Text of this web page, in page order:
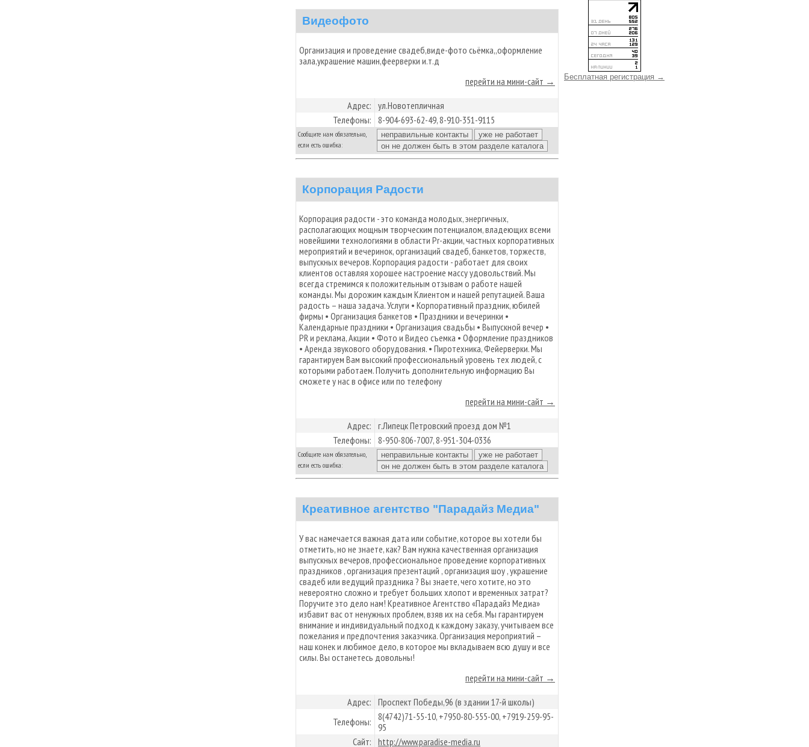
Видеофото
Организация и проведение свадеб,виде-фото сьёмка,,оформление
зала,украшение машин,феерверки и.т.д
перейти на мини-сайт →
Адрес: ул.Новотепличная
Телефоны: 8-904-693-62-49, 8-910-351-9115
Сообщите нам обязательно,
если есть ошибка:
Корпорация Радости
Корпорация радости - это команда молодых, энергичных,
располагающих мощным творческим потенциалом, владеющих всеми
новейшими технологиями в области Pr-акции, частных корпоративных
мероприятий и вечеринок, организаций свадеб, банкетов, торжеств,
выпускных вечеров. Корпорация радости - работает для своих
клиентов оставляя хорошее настроение массу удовольствий. Мы
всегда стремимся к положительным отзывам о работе нашей
команды. Мы дорожим каждым Клиентом и нашей репутацией. Ваша
радость – наша задача. Услуги • Корпоративный праздник, юбилей
фирмы • Организация банкетов • Праздники и вечеринки •
Календарные праздники • Организация свадьбы • Выпускной вечер •
PR и реклама, Акции • Фото и Видео съемка • Оформление праздников
• Аренда звукового оборудования. • Пиротехника, Фейерверки. Мы
гарантируем Вам высокий профессиональный уровень тех людей, с
которыми работаем. Получить дополнительную информацию Вы
сможете у нас в офисе или по телефону
перейти на мини-сайт →
Адрес: г.Липецк Петровский проезд дом №1
Телефоны: 8-950-806-7007, 8-951-304-0336
Сообщите нам обязательно,
если есть ошибка:
Креативное агентство "Парадайз Медиа"
У вас намечается важная дата или событие, которое вы хотели бы
отметить, но не знаете, как? Вам нужна качественная организация
выпускных вечеров, профессиональное проведение корпоративных
праздников , организация презентаций , организация шоу , украшение
свадеб или ведущий праздника ? Вы знаете, чего хотите, но это
невероятно сложно и требует больших хлопот и временных затрат?
Поручите это дело нам! Креативное Агентство «Парадайз Медиа»
избавит вас от ненужных проблем, взяв их на себя. Мы гарантируем
внимание и индивидуальный подход к каждому заказу, учитываем все
пожелания и предпочтения заказчика. Организация мероприятий –
наш конек и любимое дело, в которое мы вкладываем всю душу и все
силы. Вы останетесь довольны!
перейти на мини-сайт →
Адрес: Проспект Победы,96 (в здании 17-й школы)
Телефоны: 8(4742)71-55-10, +7950-80-555-00, +7919-259-95-
95
Сайт: http://www.paradise-media.ru
Бесплатная регистрация →